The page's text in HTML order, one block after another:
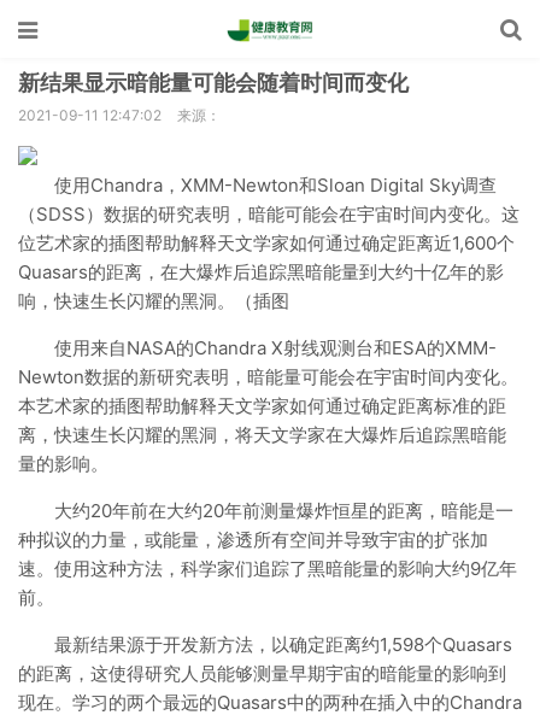
新结果显示暗能量可能会随着时间而变化
2021-09-11 12:47:02 来源：
使用Chandra，XMM-Newton和Sloan Digital Sky调查
（SDSS）数据的研究表明，暗能可能会在宇宙时间内变化。这
位艺术家的插图帮助解释天文学家如何通过确定距离近1,600个
Quasars的距离，在大爆炸后追踪黑暗能量到大约十亿年的影
响，快速生长闪耀的黑洞。（插图
使用来自NASA的Chandra X射线观测台和ESA的XMM-
Newton数据的新研究表明，暗能量可能会在宇宙时间内变化。
本艺术家的插图帮助解释天文学家如何通过确定距离标准的距
离，快速生长闪耀的黑洞，将天文学家在大爆炸后追踪黑暗能
量的影响。
大约20年前在大约20年前测量爆炸恒星的距离，暗能是一
种拟议的力量，或能量，渗透所有空间并导致宇宙的扩张加
速。使用这种方法，科学家们追踪了黑暗能量的影响大约9亿年
前。
最新结果源于开发新方法，以确定距离约1,598个Quasars
的距离，这使得研究人员能够测量早期宇宙的暗能量的影响到
现在。学习的两个最远的Quasars中的两种在插入中的Chandra